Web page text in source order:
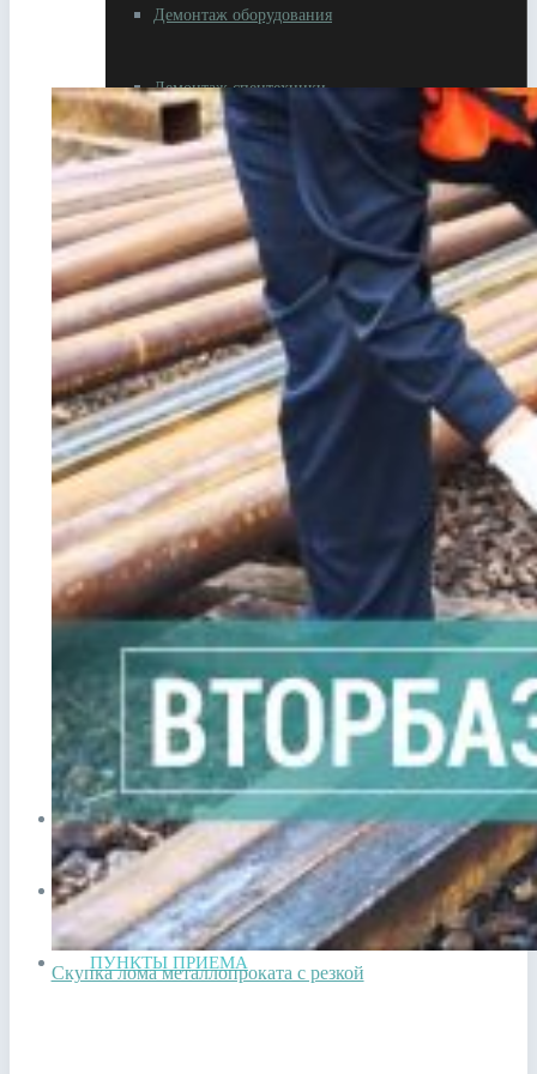
Демонтаж оборудования
Демонтаж спецтехники
Демонтаж строений
Разное
Резка металлолома
Вывоз металлолома
Самовывоз металлолома
Сдать автотехнику на металлолом
Прием лома в Видном
Сдать аккумулятор ноутбука
Сдать аккумулятор телефона
ЦЕНЫ
СПРАВОЧНИК
ПУНКТЫ ПРИЕМА
Скупка лома металлопроката с резкой